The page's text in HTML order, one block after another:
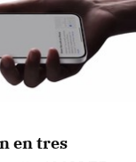
en tres